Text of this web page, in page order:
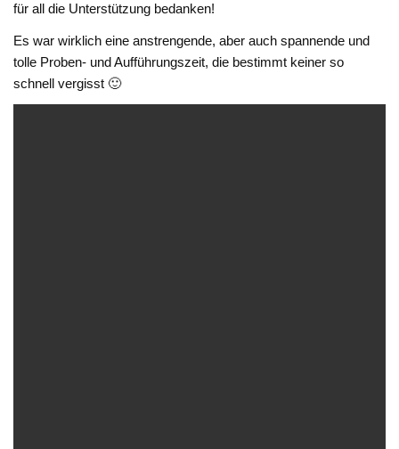
für all die Unterstützung bedanken!
Es war wirklich eine anstrengende, aber auch spannende und
tolle Proben- und Aufführungszeit, die bestimmt keiner so
schnell vergisst 🙂